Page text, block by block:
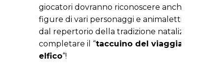
giocatori dovranno riconoscere anche le
figure di vari personaggi e animaletti tratti
dal repertorio della tradizione natalizia e
completare il “taccuino del viaggiatore
elfico“!